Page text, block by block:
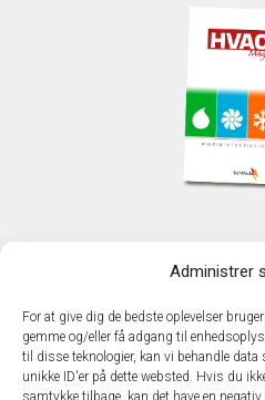
Administrer
For at give dig de bedste oplevelser
gemme og/eller få adgang til
til disse teknologier, kan vi behandle
unikke ID'er på dette websted. Hvis du
samtykke tilbage, kan det have en
DK - 2600
Telefon: +45